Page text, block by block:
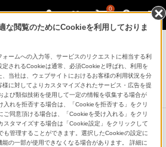
0
Cyber-shot
な閲覧のためにCookieを利用しておりま
ームへの入力等、サービスのリクエストに相当する利
されるCookieは通常、必須Cookieと呼ばれ、利用を
当社は、ウェブサイトにおけるお客様の利用状況を分
に対してよりカスタマイズされたサービス・広告を提
よび類似技術を使用して一定の情報を収集する場合が
入れを拒否する場合は、「Cookieを拒否する」をクリ
ご同意頂ける場合は、「Cookieを受け入れる」をクリ
スタマイズする場合は「Cookie設定」をクリックして
も管理することができます。選択したCookieの設定に
能の一部が使用できなくなる場合があります。 詳細に